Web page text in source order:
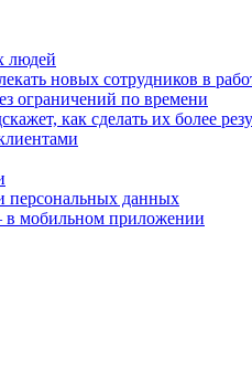
людей
новых сотрудников в
ограничений по времени
как сделать их более
персональных данных
мобильном приложении